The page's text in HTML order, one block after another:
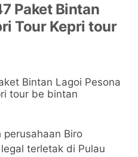
Paket Bintan
Tour Kepri tour
perusahaan Biro
terletak di Pulau